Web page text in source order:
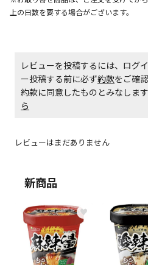
商品購入個数ごとに送料
上の日数を要する場合がございます。
レビューを投稿するには、ログ
ー投稿する前に必ず約款をご確
約款に同意したものとみなし
ら
レビューはまだありません
新商品
♥